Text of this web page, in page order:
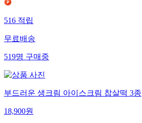
516적립
무료배송
519명구매중
부드러운 생크림 아이스크림 찹살떡 3종
18,900원